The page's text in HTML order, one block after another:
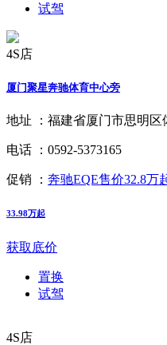
试驾
4S店
厦门聚星奔驰体育中心旁
地址 ： 福建省厦门市思明区
电话 ： 0592-5373165
促销 ： 奔驰EQE售价32.8万
33.98万起
获取底价
置换
试驾
4S店